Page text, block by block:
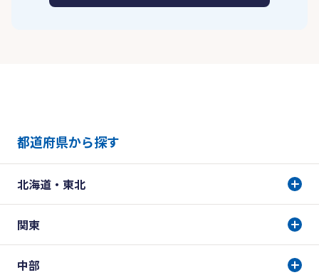
都道府県から探す
北海道・東北
関東
中部